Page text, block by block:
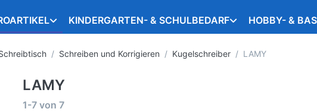
KINDERGARTEN- & SCHULBEDARF HOBBY- &
Schreiben und Korrigieren Kugelschreiber LAMY
LAMY
1-7 von 7